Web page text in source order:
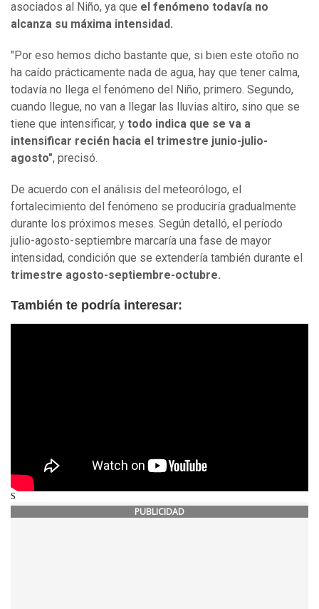
asociados al Niño, ya que el fenómeno todavía no
alcanza su máxima intensidad.
"Por eso hemos dicho bastante que, si bien este otoño no
ha caído prácticamente nada de agua, hay que tener calma,
todavía no llega el fenómeno del Niño, primero. Segundo,
cuando llegue, no van a llegar las lluvias altiro, sino que se
tiene que intensificar, y todo indica que se va a
intensificar recién hacia el trimestre junio-julio-
agosto", precisó.
De acuerdo con el análisis del meteorólogo, el
fortalecimiento del fenómeno se produciría gradualmente
durante los próximos meses. Según detalló, el período
julio-agosto-septiembre marcaría una fase de mayor
intensidad, condición que se extendería también durante el
trimestre agosto-septiembre-octubre.
También te podría interesar:
S
PUBLICIDAD